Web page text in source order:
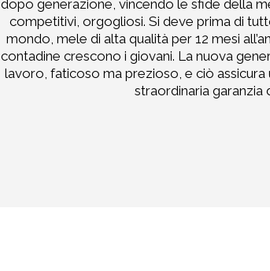
dopo generazione, vincendo le sfide della
competitivi, orgogliosi. Si deve prima di
mondo, mele di alta qualità per 12 mesi
contadine crescono i giovani. La nuova
lavoro, faticoso ma prezioso, e ciò assicura
straordinaria garanzia